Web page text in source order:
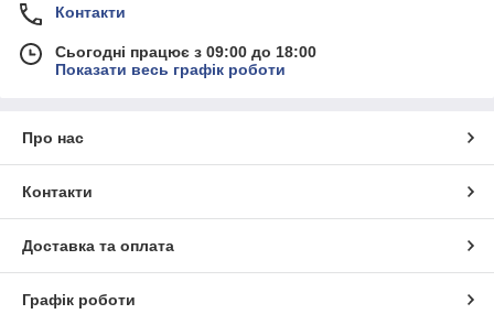
Контакти
Сьогодні працює з 09:00 до 18:00
Показати весь графік роботи
Про нас
Контакти
Доставка та оплата
Графік роботи